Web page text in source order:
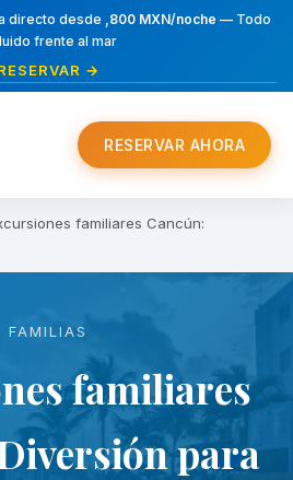
directo desde ,800 MXN/noche — Todo
frente al mar
→
RESERVAR AHORA
familiares Cancún:
FAMILIAS
familiares
para